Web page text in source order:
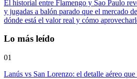
El historial entre Flamengo y Sao Paulo
y jugadas a balón parado que el mercado
dónde está el valor real y cómo
Lo más leído
01
Lanús vs San Lorenzo: el detalle aéreo